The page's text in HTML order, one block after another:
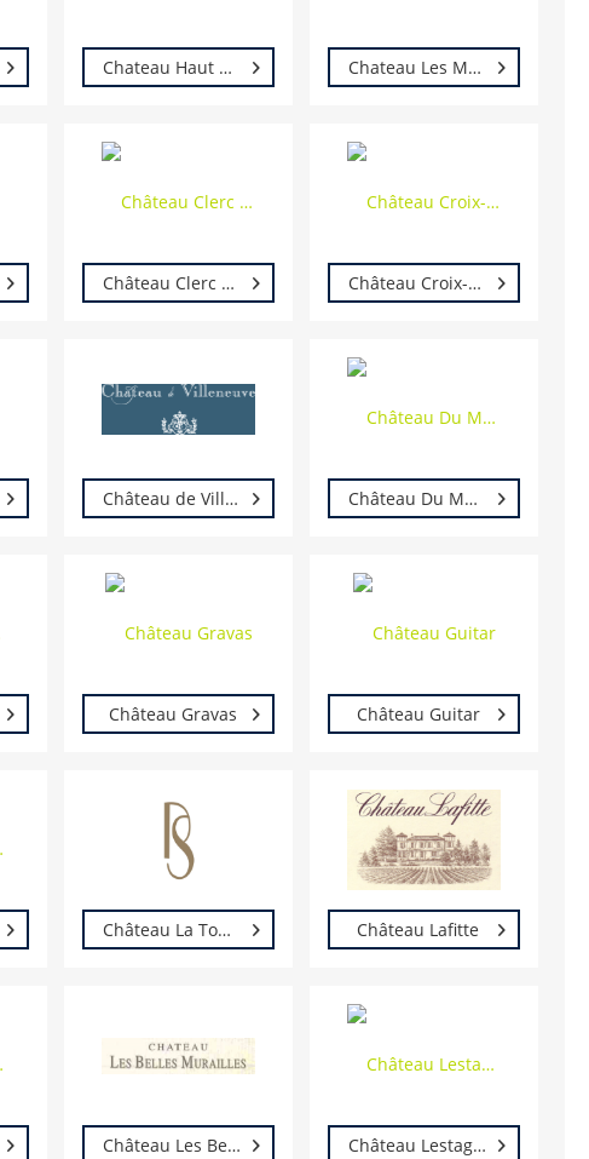
Chateau Haut Boutisse Chateau Les Mesclances
Château Clerc Milon - Rothschild Château Croix-Mouton
Château de Villeneuve Château Du Moulinat
Château Gravas Château Guitar
Château La Tour De L`Evêque Château Lafitte
Château Les Belles Murailles Château Lestage Chevillon